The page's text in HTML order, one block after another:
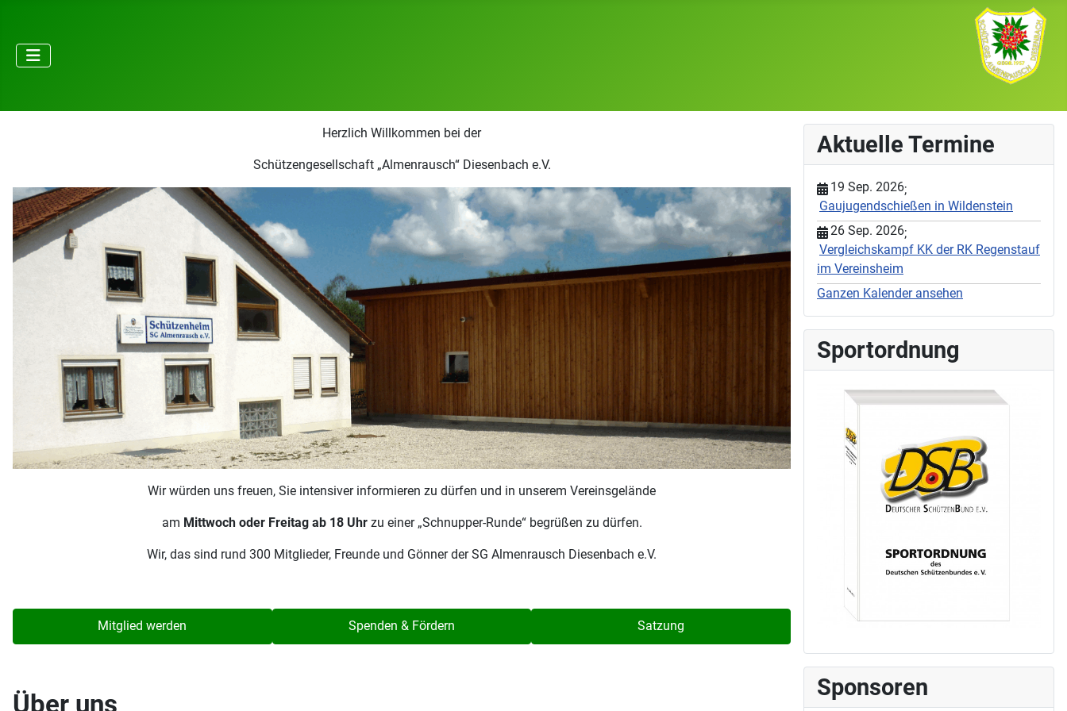
Herzlich Willkommen bei der
Schützengesellschaft „Almenrausch“ Diesenbach e.V.
Wir würden uns freuen, Sie intensiver informieren zu dürfen und in unserem Vereinsgelände
am Mittwoch oder Freitag ab 18 Uhrzu einer „Schnupper-Runde“ begrüßen zu dürfen.
Wir, das sind rund 300 Mitglieder, Freunde und Gönner der SG Almenrausch Diesenbach e.V.
Mitglied werden Spenden & Fördern Satzung
Über uns
Aktuelle Termine
19 Sep. 2026;
Gaujugendschießen in Wildenstein
26 Sep. 2026;
Vergleichskampf KK der RK Regenstauf
im Vereinsheim
Ganzen Kalender ansehen
Sportordnung
Sponsoren